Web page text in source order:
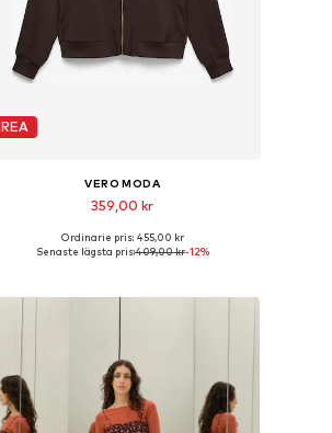
REA
VERO MODA
359,00 kr
+20
Tillgängliga storlekar: XS, S, M, L, XL
Ordinarie pris: 455,00 kr
Senaste lägsta pris:409,00 kr-12%